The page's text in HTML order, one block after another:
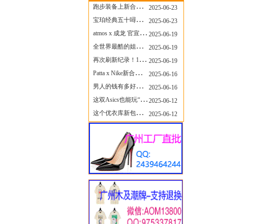
跑步装备上新合集，最近有什么可以关注的呢？
2025-06-23
宝珀经典五十噚家族再添新员 适配所有腕围的38mm小表径腕表亮相
2025-06-23
atmos x 成龙 官宣，《警察故事》联名短袖公布！
2025-06-19
全世界最酷的姐姐，和Nike联名的鞋要来了！
2025-06-19
再次刷新纪录！14只 LABUBU 共拍出240万元
2025-06-19
Patta x Nike新合作提前泄露，这次的服饰周边也有亮点？
2025-06-16
男人的钱有多好赚？四个大学生创业卖短裤，年销8个亿！
2025-06-16
这双Asics也能玩“牛仔感”？TOGA联名即将登场！
2025-06-12
这个优衣库新包，能火起来吗？
2025-06-12